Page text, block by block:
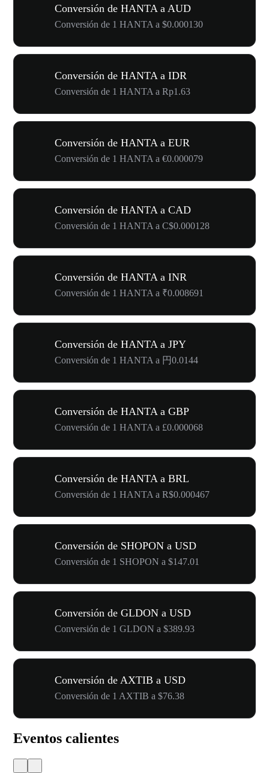
Conversión de HANTA a AUD
Conversión de 1 HANTA a $0.000130
Conversión de HANTA a IDR
Conversión de 1 HANTA a Rp1.63
Conversión de HANTA a EUR
Conversión de 1 HANTA a €0.000079
Conversión de HANTA a CAD
Conversión de 1 HANTA a C$0.000128
Conversión de HANTA a INR
Conversión de 1 HANTA a ₹0.008691
Conversión de HANTA a JPY
Conversión de 1 HANTA a 円0.0144
Conversión de HANTA a GBP
Conversión de 1 HANTA a £0.000068
Conversión de HANTA a BRL
Conversión de 1 HANTA a R$0.000467
Conversión de SHOPON a USD
Conversión de 1 SHOPON a $147.01
Conversión de GLDON a USD
Conversión de 1 GLDON a $389.93
Conversión de AXTIB a USD
Conversión de 1 AXTIB a $76.38
Eventos calientes